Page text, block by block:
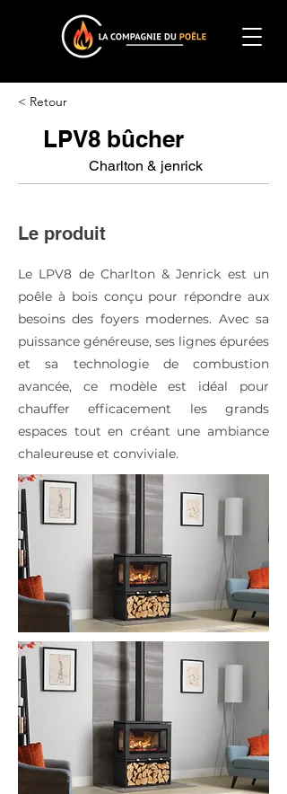
< Retour
LPV8 bûcher
Charlton & jenrick
Le produit
Le LPV8 de Charlton & Jenrick est un
poêle à bois conçu pour répondre aux
besoins des foyers modernes. Avec sa
puissance généreuse, ses lignes épurées
et sa technologie de combustion
avancée, ce modèle est idéal pour
chauffer efficacement les grands
espaces tout en créant une ambiance
chaleureuse et conviviale.